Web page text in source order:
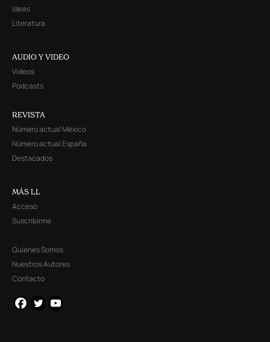
Ideas
Literatura
AUDIO Y VIDEO
Videos
Podcasts
REVISTA
Número actual México
Número actual España
Destacados
MÁS LL
Acceso
Suscribirme
Quienes Somos
Nuestros Autores
Contacto